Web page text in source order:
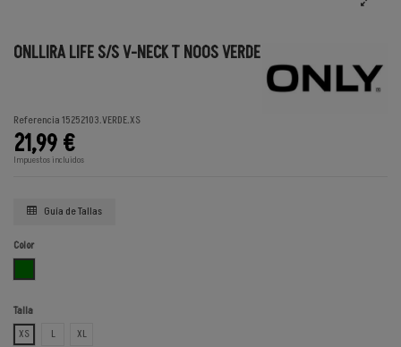
ONLLIRA LIFE S/S V-NECK T NOOS VERDE
Referencia15252103.VERDE.XS
21,99 €
Impuestos incluidos
Guía de Tallas
Color
Talla
XS
L XL